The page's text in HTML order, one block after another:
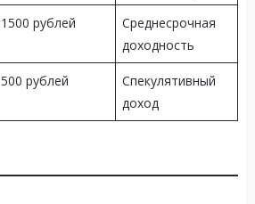
1500 рублей
Среднесрочная
доходность
500 рублей
Спекулятивный
доход